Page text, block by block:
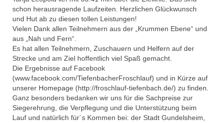
schon herausragende Laufzeiten. Herzlichen Glückwunsch
und Hut ab zu diesen tollen Leistungen!
Vielen Dank allen Teilnehmern aus der „Krummen Ebene“ und
aus „Nah und Fern“.
Es hat allen Teilnehmern, Zuschauern und Helfern auf der
Strecke und am Ziel hoffentlich viel Spaß gemacht.
Die Ergebnisse auf Facebook
(www.facebook.com/TiefenbacherFroschlauf) und in Kürze auf
unserer Homepage (http://froschlauf-tiefenbach.de/) zu finden.
Ganz besonders bedanken wir uns für die Sachpreise zur
Siegerehrung, die Verpflegung und die Unterstützung beim
Lauf und natürlich für´s Kommen bei: der Stadt Gundelsheim,